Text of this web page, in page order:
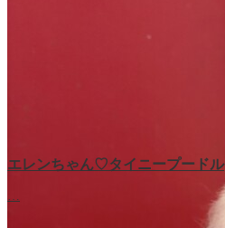
エレンちゃん♡タイニープードル